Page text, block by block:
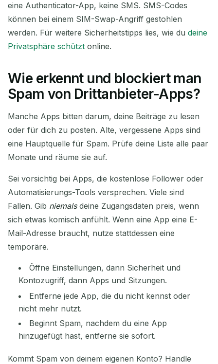
eine Authenticator-App, keine SMS. SMS-Codes
können bei einem SIM-Swap-Angriff gestohlen
werden. Für weitere Sicherheitstipps lies, wie du deine
Privatsphäre schützt online.
Wie erkennt und blockiert man
Spam von Drittanbieter-Apps?
Manche Apps bitten darum, deine Beiträge zu lesen
oder für dich zu posten. Alte, vergessene Apps sind
eine Hauptquelle für Spam. Prüfe deine Liste alle paar
Monate und räume sie auf.
Sei vorsichtig bei Apps, die kostenlose Follower oder
Automatisierungs-Tools versprechen. Viele sind
Fallen. Gib niemalsdeine Zugangsdaten preis, wenn
sich etwas komisch anfühlt. Wenn eine App eine E-
Mail-Adresse braucht, nutze stattdessen eine
temporäre.
Öffne Einstellungen, dann Sicherheit und
Kontozugriff, dann Apps und Sitzungen.
Entferne jede App, die du nicht kennst oder
nicht mehr nutzt.
Beginnt Spam, nachdem du eine App
hinzugefügt hast, entferne sie sofort.
Kommt Spam von deinem eigenen Konto? Handle